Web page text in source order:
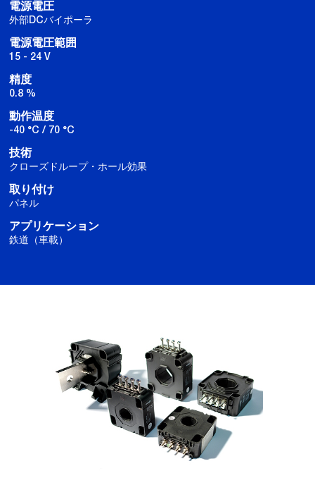
電源電圧
外部DCバイポーラ
電源電圧範囲
15 - 24 V
精度
0.8 %
動作温度
-40 °C / 70 °C
技術
クローズドループ・ホール効果
取り付け
パネル
アプリケーション
鉄道（車載）